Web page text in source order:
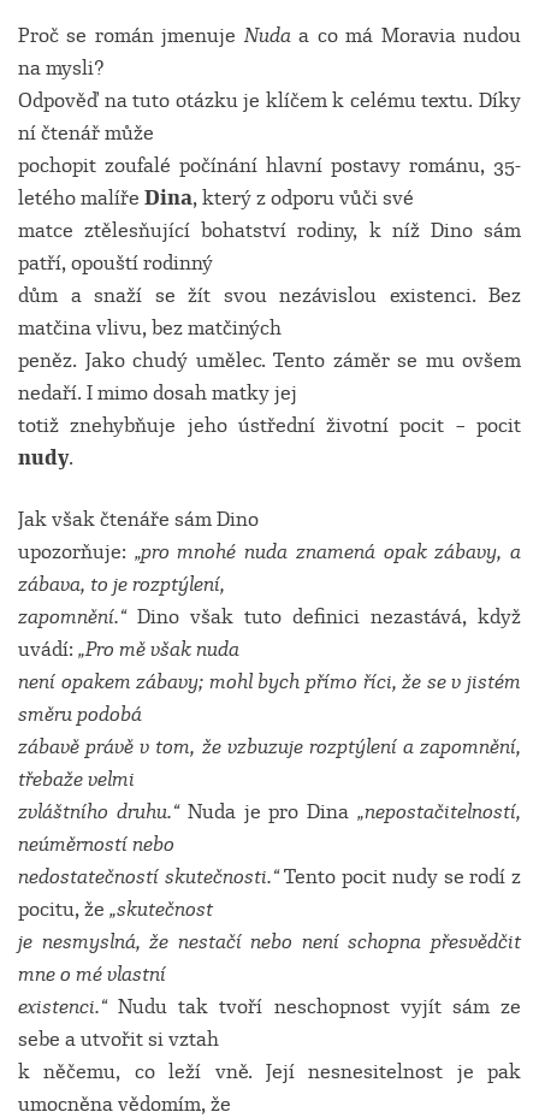
Proč se román jmenujeNudaa co má Moravia nudou
na mysli?
Odpověď na tuto otázku je klíčem k celému textu. Díky
ní čtenář může
pochopit zoufalé počínání hlavní postavy románu, 35-
letého malíře Dina, který z odporu vůči své
matce ztělesňující bohatství rodiny, k níž Dino sám
patří, opouští rodinný
dům a snaží se žít svou nezávislou existenci. Bez
matčina vlivu, bez matčiných
peněz. Jako chudý umělec. Tento záměr se mu ovšem
nedaří. I mimo dosah matky jej
totiž znehybňuje jeho ústřední životní pocit – pocit
nudy.
Jak však čtenáře sám Dino
upozorňuje: „pro mnohé nuda znamená opak zábavy, a
zábava, to je rozptýlení,
zapomnění.“Dino však tuto definici nezastává, když
uvádí: „Pro mě však nuda
není opakem zábavy; mohl bych přímo říci, že se v jistém
směru podobá
zábavě právě v tom, že vzbuzuje rozptýlení a zapomnění,
třebaže velmi
zvláštního druhu.“Nuda je pro Dina„nepostačitelností,
neúměrností nebo
nedostatečností skutečnosti.“Tento pocit nudy se rodí z
pocitu, že „skutečnost
je nesmyslná, že nestačí nebo není schopna přesvědčit
mne o mé vlastní
existenci.“Nudu tak tvoří neschopnost vyjít sám ze
sebe a utvořit si vztah
k něčemu, co leží vně. Její nesnesitelnost je pak
umocněna vědomím, že